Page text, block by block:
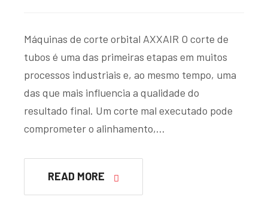
Máquinas de corte orbital AXXAIR O corte de
tubos é uma das primeiras etapas em muitos
processos industriais e, ao mesmo tempo, uma
das que mais influencia a qualidade do
resultado final. Um corte mal executado pode
comprometer o alinhamento,…
READ MORE